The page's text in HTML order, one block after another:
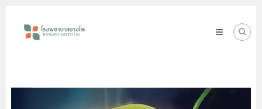
contentพยาบาล
Good